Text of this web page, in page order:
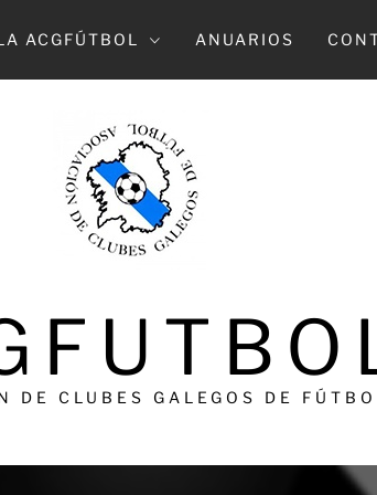
ACGFÚTBOL ANUARIOS
DE CLUBES GALEGOS DE